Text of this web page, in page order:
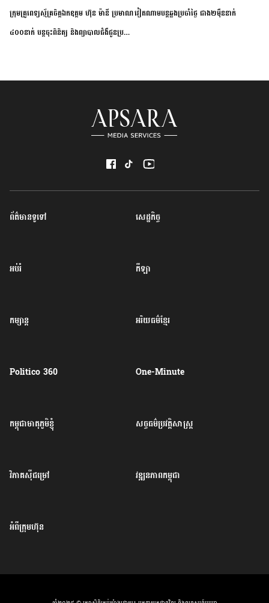
ក្រុមគ្រូពេទ្យស្ម័គ្រចិត្តឯកឧត្តម ហ៊ុន ម៉ានី ប្រមាណ
៤០០នាក់ បន្តចុះពិនិត្យ និងព្យាបាលជំងឺជូនប្រជា
វៀតណាម​បន្ត​ឆ្លង​ប្រចាំថ្ងៃ​ ​ជាង​២​ម៉ឺន​នាក់​
ព័ត៌មានទូទៅ សេដ្ឋកិច្ច
អប់រំ កីឡា
កម្សាន្ត អរិយធម៌ខ្មែរ
Politico 360 One-Minute
កម្ពុជាមាតុភូមិខ្ញុំ សច្ចធម៌ប្រវត្តិសាស្ត្រ
វិភាគសុីជម្រៅ វឌ្ឍនភាពកម្ពុជា
អំពីក្រុមហ៊ុន